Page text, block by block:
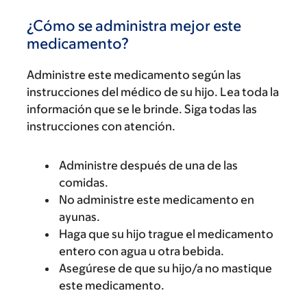
¿Cómo se administra mejor este
medicamento?
Administre este medicamento según las
instrucciones del médico de su hijo. Lea toda la
información que se le brinde. Siga todas las
instrucciones con atención.
Administre después de una de las
comidas.
No administre este medicamento en
ayunas.
Haga que su hijo trague el medicamento
entero con agua u otra bebida.
Asegúrese de que su hijo/a no mastique
este medicamento.